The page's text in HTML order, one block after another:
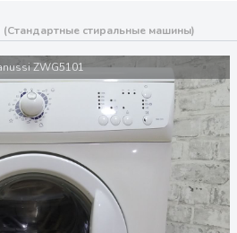
(Стандартные стиральные машины)
ZWG5101